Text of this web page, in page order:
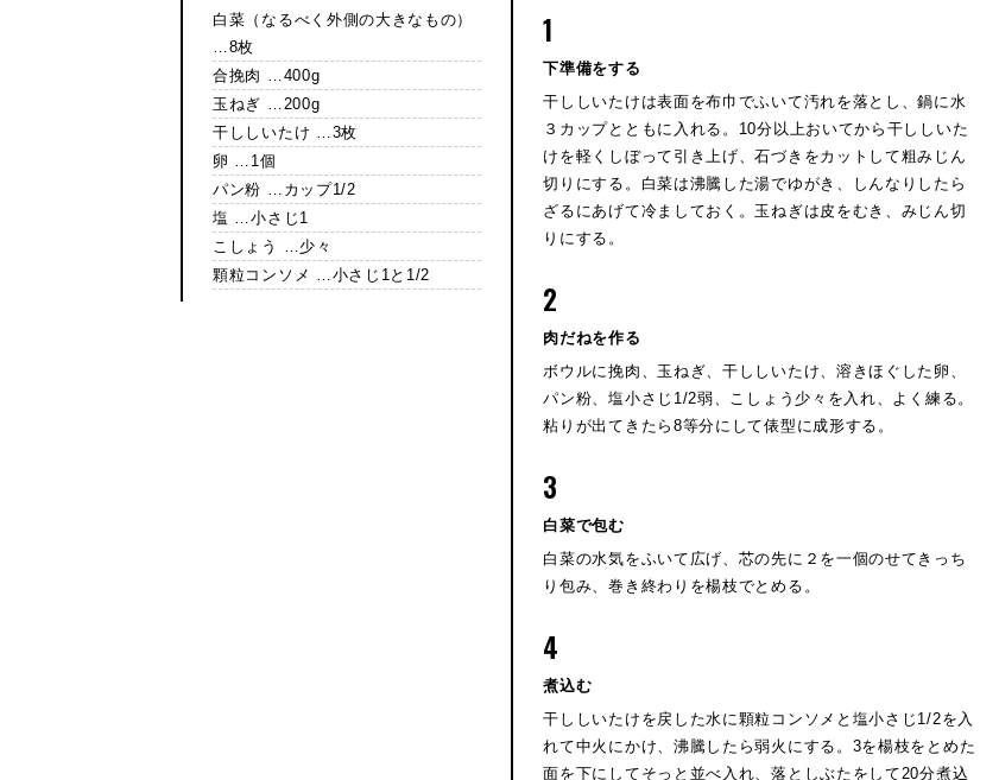
白菜（なるべく外側の大きなもの）
…8枚
合挽肉 …400g
玉ねぎ …200g
干ししいたけ …3枚
卵 …1個
パン粉 …カップ1/2
塩 …小さじ1
こしょう …少々
顆粒コンソメ …小さじ1と1/2
1
下準備をする
干ししいたけは表面を布巾でふいて汚れを落とし、鍋に水
３カップとともに入れる。10分以上おいてから干ししいた
けを軽くしぼって引き上げ、石づきをカットして粗みじん
切りにする。白菜は沸騰した湯でゆがき、しんなりしたら
ざるにあげて冷ましておく。玉ねぎは皮をむき、みじん切
りにする。
2
肉だねを作る
ボウルに挽肉、玉ねぎ、干ししいたけ、溶きほぐした卵、
パン粉、塩小さじ1/2弱、こしょう少々を入れ、よく練る。
粘りが出てきたら8等分にして俵型に成形する。
3
白菜で包む
白菜の水気をふいて広げ、芯の先に２を一個のせてきっち
り包み、巻き終わりを楊枝でとめる。
4
煮込む
干ししいたけを戻した水に顆粒コンソメと塩小さじ1/2を入
れて中火にかけ、沸騰したら弱火にする。3を楊枝をとめた
面を下にしてそっと並べ入れ、落としぶたをして20分煮込